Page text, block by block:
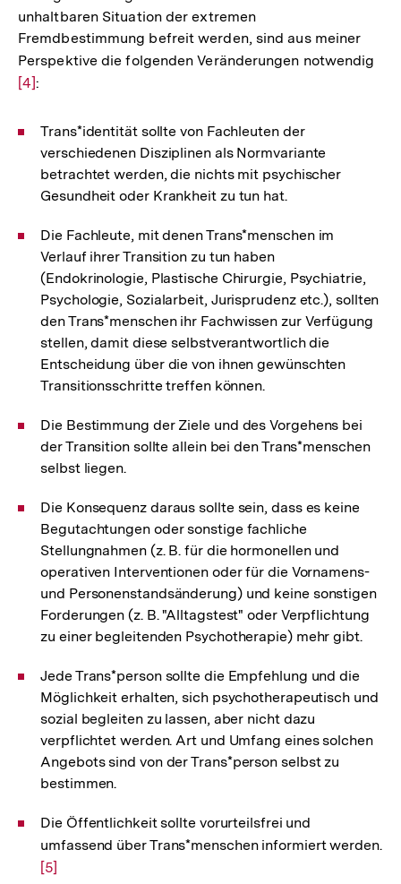
unhaltbaren Situation der extremen
Fremdbestimmung befreit werden, sind aus meiner
Perspektive die folgenden Veränderungen notwendig
[4]:
Trans*identität sollte von Fachleuten der
verschiedenen Disziplinen als Normvariante
betrachtet werden, die nichts mit psychischer
Gesundheit oder Krankheit zu tun hat.
Die Fachleute, mit denen Trans*menschen im
Verlauf ihrer Transition zu tun haben
(Endokrinologie, Plastische Chirurgie, Psychiatrie,
Psychologie, Sozialarbeit, Jurisprudenz etc.), sollten
den Trans*menschen ihr Fachwissen zur Verfügung
stellen, damit diese selbstverantwortlich die
Entscheidung über die von ihnen gewünschten
Transitionsschritte treffen können.
Die Bestimmung der Ziele und des Vorgehens bei
der Transition sollte allein bei den Trans*menschen
selbst liegen.
Die Konsequenz daraus sollte sein, dass es keine
Begutachtungen oder sonstige fachliche
Stellungnahmen (z. B. für die hormonellen und
operativen Interventionen oder für die Vornamens-
und Personenstandsänderung) und keine sonstigen
Forderungen (z. B. "Alltagstest" oder Verpflichtung
zu einer begleitenden Psychotherapie) mehr gibt.
Jede Trans*person sollte die Empfehlung und die
Möglichkeit erhalten, sich psychotherapeutisch und
sozial begleiten zu lassen, aber nicht dazu
verpflichtet werden. Art und Umfang eines solchen
Angebots sind von der Trans*person selbst zu
bestimmen.
Die Öffentlichkeit sollte vorurteilsfrei und
umfassend über Trans*menschen informiert werden.
[5]